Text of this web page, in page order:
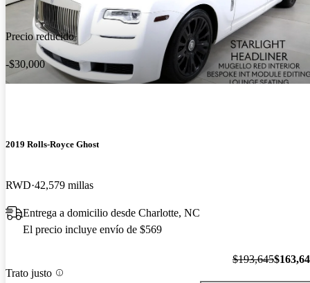
Precio reducido
-$30,000
2019 Rolls-Royce Ghost
RWD 42,579 millas
Entrega a domicilio desde Charlotte, NC
El precio incluye envío de $569
Trato justo
$193,645